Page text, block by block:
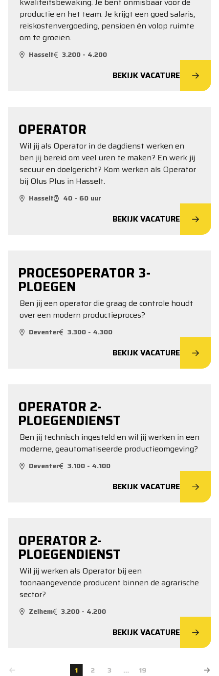
productie en het team. Je krijgt een goed salaris,
reiskostenvergoeding, pensioen én volop ruimte
om te groeien.
Hasselt 3.200 - 4.200
BEKIJK VACATURE
OPERATOR
Wil jij als Operator in de dagdienst werken en
ben jij bereid om veel uren te maken? En werk jij
secuur en doelgericht? Kom werken als Operator
bij Olus Plus in Hasselt.
Hasselt 40 - 60 uur
BEKIJK VACATURE
PROCESOPERATOR 3-
PLOEGEN
Ben jij een operator die graag de controle houdt
over een modern productieproces?
Deventer 3.300 - 4.300
BEKIJK VACATURE
OPERATOR 2-
PLOEGENDIENST
Ben jij technisch ingesteld en wil jij werken in een
moderne, geautomatiseerde productieomgeving?
Deventer 3.100 - 4.100
BEKIJK VACATURE
OPERATOR 2-
PLOEGENDIENST
Wil jij werken als Operator bij een
toonaangevende producent binnen de agrarische
sector?
Zelhem 3.200 - 4.200
BEKIJK VACATURE
1 2 3 ... 19